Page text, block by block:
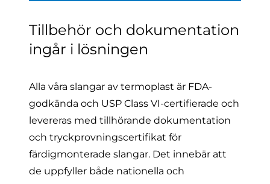
Tillbehör och dokumentation
ingår i lösningen
Alla våra slangar av termoplast är FDA-
godkända och USP Class VI-certifierade och
levereras med tillhörande dokumentation
och tryckprovningscertifikat för
färdigmonterade slangar. Det innebär att
de uppfyller både nationella och